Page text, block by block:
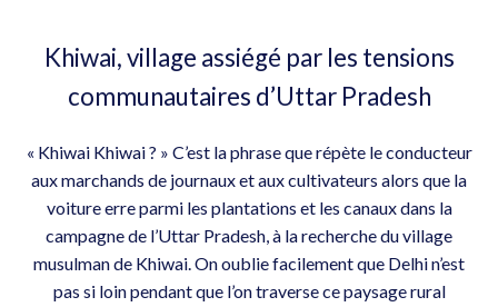
Khiwai, village assiégé par les tensions
communautaires d’Uttar Pradesh
« Khiwai Khiwai ? » C’est la phrase que répète le conducteur
aux marchands de journaux et aux cultivateurs alors que la
voiture erre parmi les plantations et les canaux dans la
campagne de l’Uttar Pradesh, à la recherche du village
musulman de Khiwai. On oublie facilement que Delhi n’est
pas si loin pendant que l’on traverse ce paysage rural